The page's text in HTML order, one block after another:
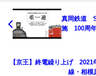
真岡鉄道
施 100周
【京王】終電繰り上げ
線・相模